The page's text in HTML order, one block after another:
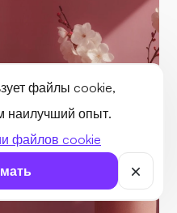
файлы cookie,
наилучший опыт.
файлов cookie